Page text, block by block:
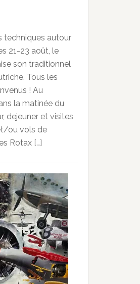
techniques autour
21-23 août, le
son traditionnel
Tous les
! Au
la matinée du
dejeuner et visites
ou vols de
Rotax […]